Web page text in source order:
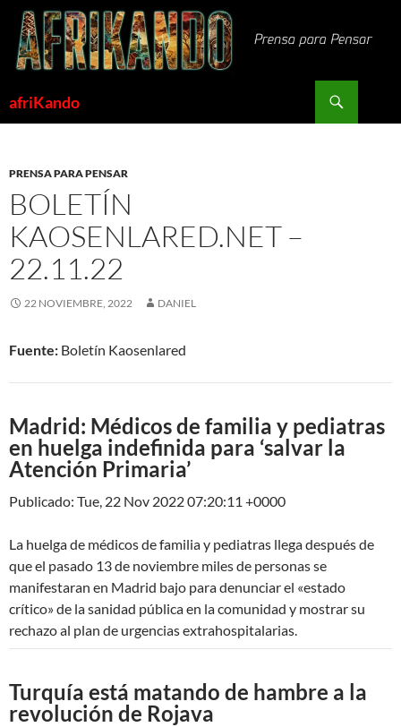
Saltar
contenido
afriKando
PRENSA PARA PENSAR
BOLETÍN
KAOSENLARED.NET –
22.11.22
22 NOVIEMBRE, 2022 DANIEL
Fuente: Boletín Kaosenlared
Madrid: Médicos de familia y pediatras
en huelga indefinida para ‘salvar la
Atención Primaria’
Publicado: Tue, 22 Nov 2022 07:20:11 +0000
La huelga de médicos de familia y pediatras llega después de
que el pasado 13 de noviembre miles de personas se
manifestaran en Madrid bajo para denunciar el «estado
crítico» de la sanidad pública en la comunidad y mostrar su
rechazo al plan de urgencias extrahospitalarias.
Turquía está matando de hambre a la
revolución de Rojava